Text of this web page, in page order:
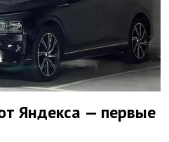
Яндекса — первые